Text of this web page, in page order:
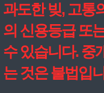
과도한 빚, 고통
의 신용등급 또
수 있습니다. 중
는 것은 불법입